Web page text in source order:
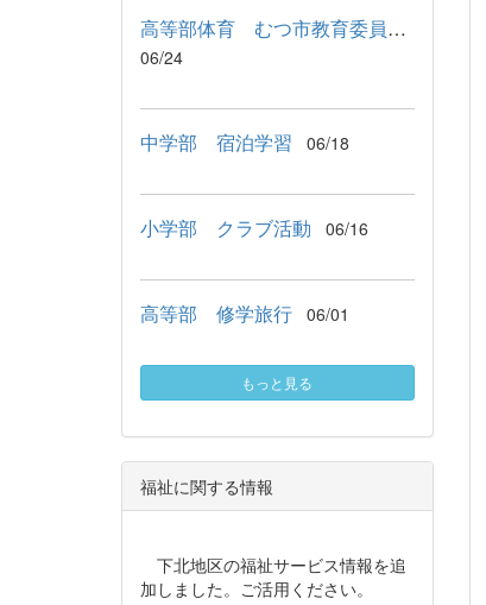
高等部体育 むつ市教育委員会教育長来校
06/24
中学部 宿泊学習 06/18
小学部 クラブ活動 06/16
高等部 修学旅行 06/01
もっと見る
福祉に関する情報
下北地区の福祉サービス情報を追
加しました。ご活用ください。